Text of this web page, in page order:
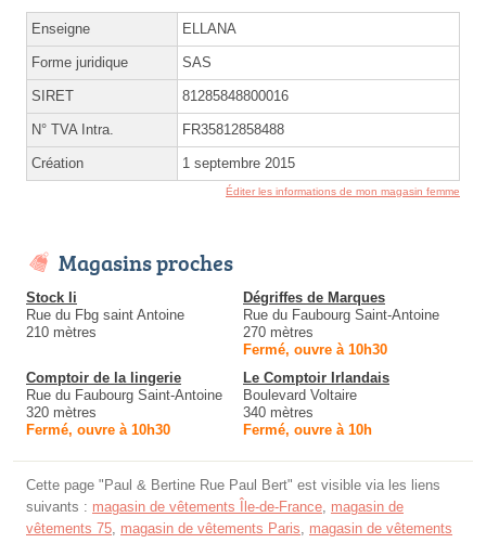
Enseigne ELLANA
Forme juridique SAS
SIRET 81285848800016
N° TVA Intra. FR35812858488
Création 1 septembre 2015
Éditer les informations de mon magasin femme
Magasins proches
Stock Ii
Rue du Fbg saint Antoine
210 mètres
Dégriffes de Marques
Rue du Faubourg Saint-Antoine
270 mètres
Fermé, ouvre à 10h30
Comptoir de la lingerie
Rue du Faubourg Saint-Antoine
320 mètres
Fermé, ouvre à 10h30
Le Comptoir Irlandais
Boulevard Voltaire
340 mètres
Fermé, ouvre à 10h
Cette page "Paul & Bertine Rue Paul Bert" est visible via les liens
suivants : magasin de vêtements Île-de-France, magasin de
vêtements 75, magasin de vêtements Paris, magasin de vêtements